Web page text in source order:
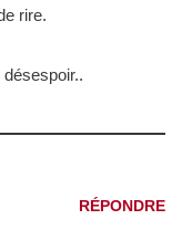
rire.
RÉPONDRE